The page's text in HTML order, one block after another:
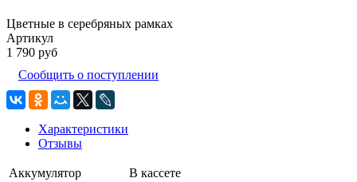
Цветные в серебряных рамках
Артикул
1 790 руб
Сообщить о поступлении
Характеристики
Отзывы
Аккумулятор
В кассете